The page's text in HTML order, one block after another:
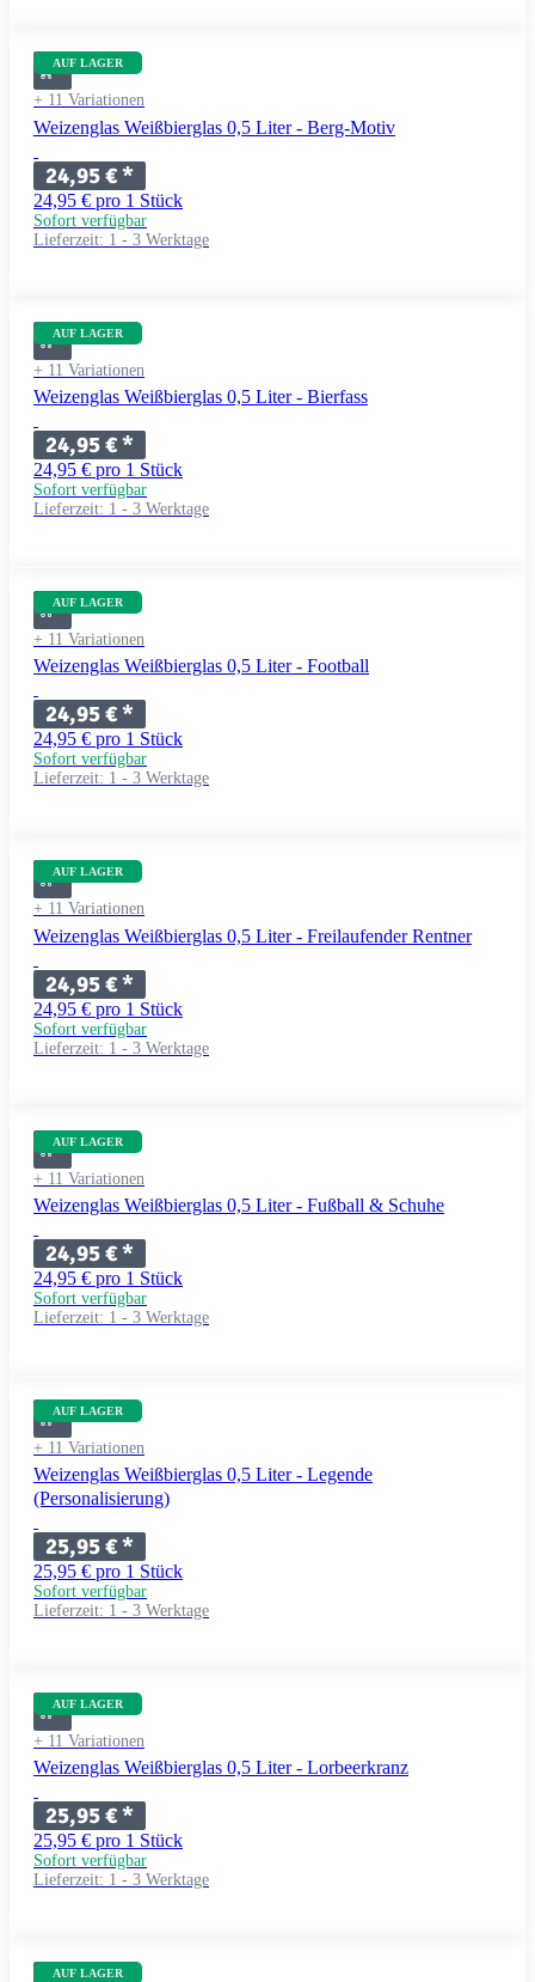
AUF LAGER
+ 11 Variationen
Weizenglas Weißbierglas 0,5 Liter - Berg-Motiv
24,95 €*
24,95 € pro 1 Stück
Sofort verfügbar
Lieferzeit: 1 - 3 Werktage
AUF LAGER
+ 11 Variationen
Weizenglas Weißbierglas 0,5 Liter - Bierfass
24,95 €*
24,95 € pro 1 Stück
Sofort verfügbar
Lieferzeit: 1 - 3 Werktage
AUF LAGER
+ 11 Variationen
Weizenglas Weißbierglas 0,5 Liter - Football
24,95 €*
24,95 € pro 1 Stück
Sofort verfügbar
Lieferzeit: 1 - 3 Werktage
AUF LAGER
+ 11 Variationen
Weizenglas Weißbierglas 0,5 Liter - Freilaufender Rentner
24,95 €*
24,95 € pro 1 Stück
Sofort verfügbar
Lieferzeit: 1 - 3 Werktage
AUF LAGER
+ 11 Variationen
Weizenglas Weißbierglas 0,5 Liter - Fußball & Schuhe
24,95 €*
24,95 € pro 1 Stück
Sofort verfügbar
Lieferzeit: 1 - 3 Werktage
AUF LAGER
+ 11 Variationen
Weizenglas Weißbierglas 0,5 Liter - Legende
(Personalisierung)
25,95 €*
25,95 € pro 1 Stück
Sofort verfügbar
Lieferzeit: 1 - 3 Werktage
AUF LAGER
+ 11 Variationen
Weizenglas Weißbierglas 0,5 Liter - Lorbeerkranz
25,95 €*
25,95 € pro 1 Stück
Sofort verfügbar
Lieferzeit: 1 - 3 Werktage
AUF LAGER